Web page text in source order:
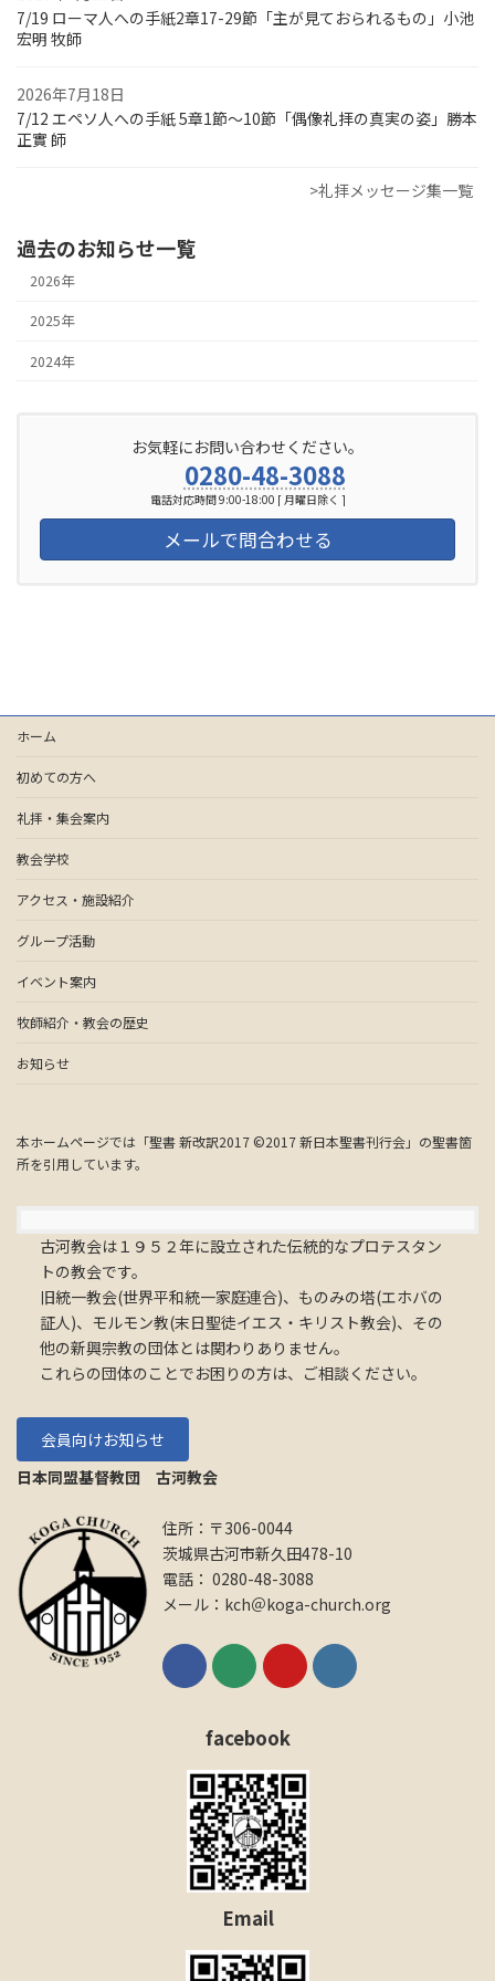
7/19 ローマ人への手紙2章17-29節「主が見ておられるもの」小池
宏明 牧師
2026年7月18日
7/12 エペソ人への手紙 5章1節～10節「偶像礼拝の真実の姿」勝本
正實 師
>礼拝メッセージ集一覧
過去のお知らせ一覧
2026年
2025年
2024年
お気軽にお問い合わせください。
0280-48-3088
電話対応時間 9:00-18:00 [ 月曜日除く ]
メールで問合わせる
ホーム
初めての方へ
礼拝・集会案内
教会学校
アクセス・施設紹介
グループ活動
イベント案内
牧師紹介・教会の歴史
お知らせ
本ホームページでは「聖書 新改訳2017 ©2017 新日本聖書刊行会」の聖書箇
所を引用しています。
古河教会は１９５２年に設立された伝統的なプロテスタン
トの教会です。
旧統一教会(世界平和統一家庭連合)、ものみの塔(エホバの
証人)、モルモン教(末日聖徒イエス・キリスト教会)、その
他の新興宗教の団体とは関わりありません。
これらの団体のことでお困りの方は、ご相談ください。
会員向けお知らせ
日本同盟基督教団 古河教会
住所：〒306-0044
茨城県古河市新久田478-10
電話： 0280-48-3088
メール：kch＠koga-church.org
facebook
Email